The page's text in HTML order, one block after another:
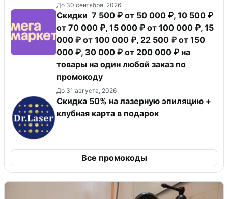
До 30 сентября, 2026
Скидки 7 500 ₽ от 50 000 ₽, 10 500 ₽
от 70 000 ₽, 15 000 ₽ от 100 000 ₽, 15
000 ₽ от 100 000 ₽, 22 500 ₽ от 150
000 ₽, 30 000 ₽ от 200 000 ₽ на
товары на один любой заказ по
промокоду
До 31 августа, 2026
Скидка 50% на лазерную эпиляцию +
клубная карта в подарок
Все промокоды